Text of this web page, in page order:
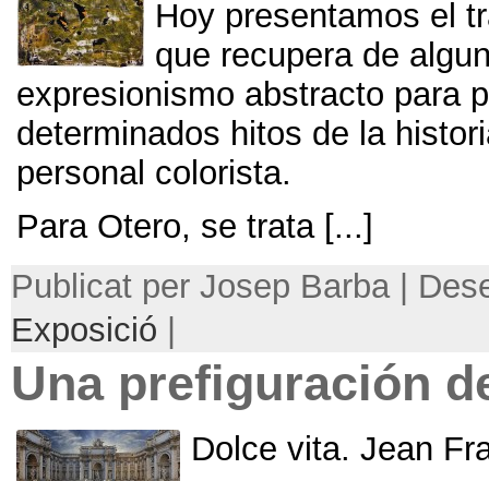
Hoy presentamos el
que recupera de
expresionismo abstracto para
determinados hitos de la
personal colorista.
Para Otero, se trata[...]
Publicat per Josep Barba |
Exposició
Una prefiguración
Dolce vita. Jean